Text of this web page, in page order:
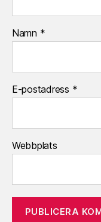
Namn *
E-postadress *
Webbplats